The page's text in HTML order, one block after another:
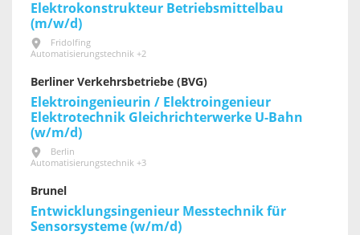
Elektrokonstrukteur Betriebsmittelbau
(m/w/d)
Fridolfing
Automatisierungstechnik +2
Berliner Verkehrsbetriebe (BVG)
Elektroingenieurin / Elektroingenieur
Elektrotechnik Gleichrichterwerke U-Bahn
(w/m/d)
Berlin
Automatisierungstechnik +3
Brunel
Entwicklungsingenieur Messtechnik für
Sensorsysteme (w/m/d)